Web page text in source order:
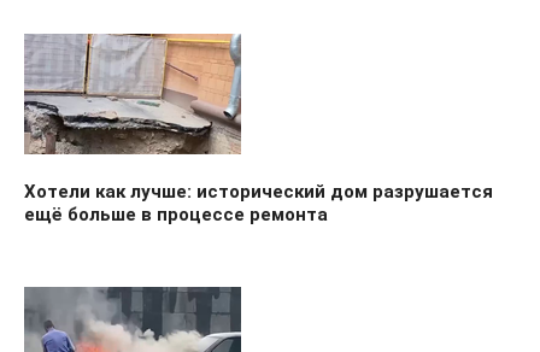
Хотели как лучше: исторический дом разрушается
ещё больше в процессе ремонта